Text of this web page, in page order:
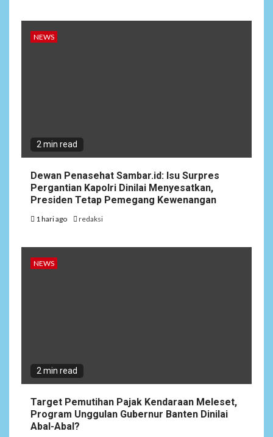
NEWS
2 min read
Dewan Penasehat Sambar.id: Isu Surpres
Pergantian Kapolri Dinilai Menyesatkan,
Presiden Tetap Pemegang Kewenangan
1 hari ago redaksi
NEWS
2 min read
Target Pemutihan Pajak Kendaraan Meleset,
Program Unggulan Gubernur Banten Dinilai
Abal-Abal?